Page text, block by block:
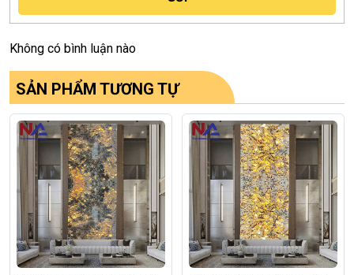
Không có bình luận nào
SẢN PHẨM TƯƠNG TỰ